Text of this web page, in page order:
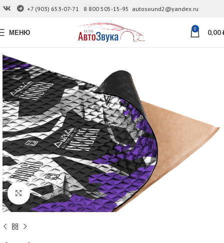
+7 (903) 653-07-71 8 800 505-15-95 autosound2@yandex.ru
МЕНЮ 0 0,00
Увеличить